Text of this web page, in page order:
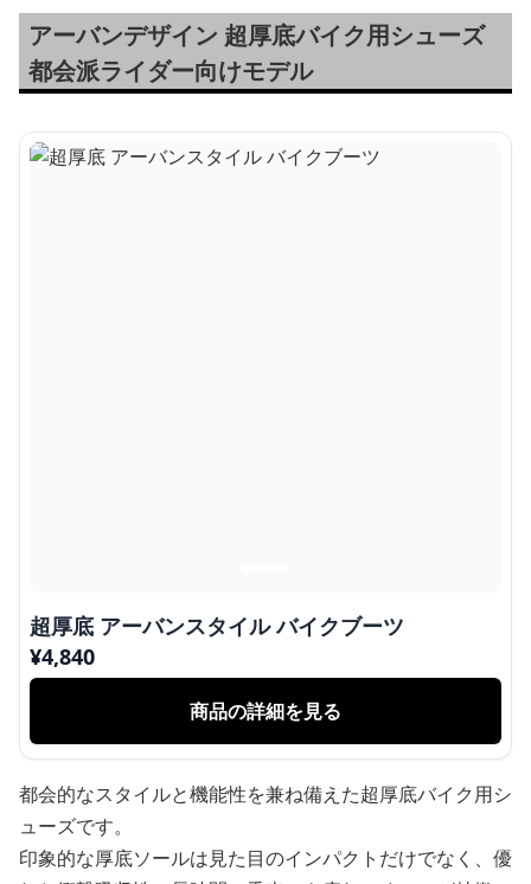
アーバンデザイン 超厚底バイク用シューズ
都会派ライダー向けモデル
超厚底 アーバンスタイル バイクブーツ
¥4,840
商品の詳細を見る
都会的なスタイルと機能性を兼ね備えた超厚底バイク用シ
ューズです。
印象的な厚底ソールは見た目のインパクトだけでなく、優